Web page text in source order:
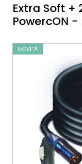
Extra Soft +
PowercON -
NOVITÀ